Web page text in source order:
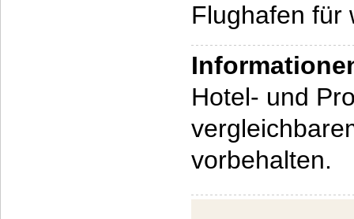
Flughafen für
Hotel- und
vorbehalten.